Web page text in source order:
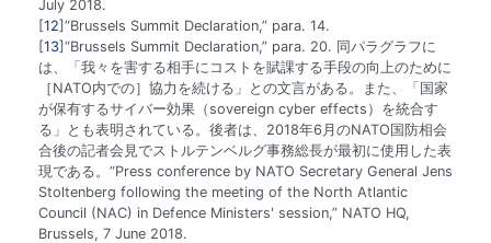
July 2018.
12 “Brussels Summit Declaration,” para. 14.
13 “Brussels Summit Declaration,” para. 20. 同パラグラフに
は、「我々を害する相手にコストを賦課する手段の向上のために
［NATO内での］協力を続ける」との文言がある。また、「国家
が保有するサイバー効果（sovereign cyber effects）を統合す
る」とも表明されている。後者は、2018年6月のNATO国防相会
合後の記者会見でストルテンベルグ事務総長が最初に使用した表
現である。“Press conference by NATO Secretary General Jens
Stoltenberg following the meeting of the North Atlantic
Council (NAC) in Defence Ministers' session,” NATO HQ,
Brussels, 7 June 2018.